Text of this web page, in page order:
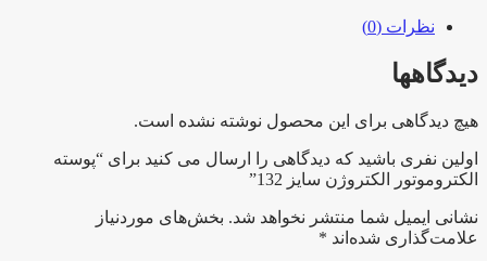
نظرات (0)
دیدگاهها
هیچ دیدگاهی برای این محصول نوشته نشده است.
اولین نفری باشید که دیدگاهی را ارسال می کنید برای “پوسته
الکتروموتور الکتروژن سایز 132”
نشانی ایمیل شما منتشر نخواهد شد. بخش‌های موردنیاز
علامت‌گذاری شده‌اند *